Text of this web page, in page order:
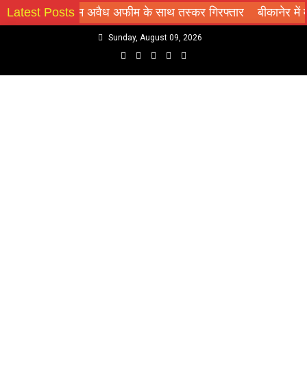
Latest Posts
किलो 432 ग्राम अवैध अफीम के साथ तस्कर गिरफ्तार बीकानेर में
Sunday, August 09, 2026